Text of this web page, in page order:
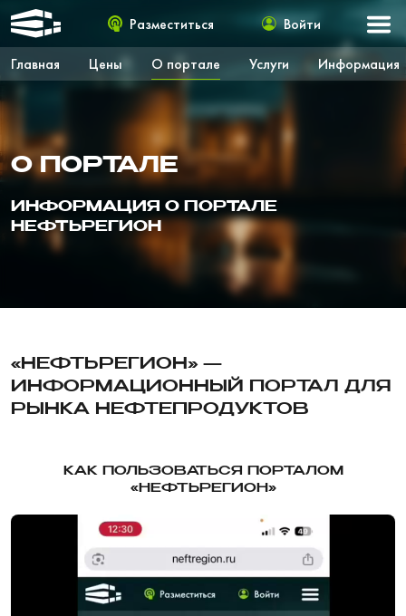
Главная Цены О портале Услуги Информация
Разместиться Войти
О ПОРТАЛЕ
ИНФОРМАЦИЯ О ПОРТАЛЕ
НЕФТЬРЕГИОН
«НЕФТЬРЕГИОН» —
ИНФОРМАЦИОННЫЙ ПОРТАЛ ДЛЯ
РЫНКА НЕФТЕПРОДУКТОВ
КАК ПОЛЬЗОВАТЬСЯ ПОРТАЛОМ
«НЕФТЬРЕГИОН»